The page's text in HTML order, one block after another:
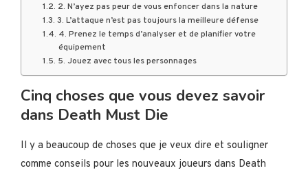
2. N’ayez pas peur de vous enfoncer dans la nature
3. L’attaque n’est pas toujours la meilleure défense
4. Prenez le temps d’analyser et de planifier votre
équipement
5. Jouez avec tous les personnages
Cinq choses que vous devez savoir
dans Death Must Die
Il y a beaucoup de choses que je veux dire et souligner
comme conseils pour les nouveaux joueurs dans Death